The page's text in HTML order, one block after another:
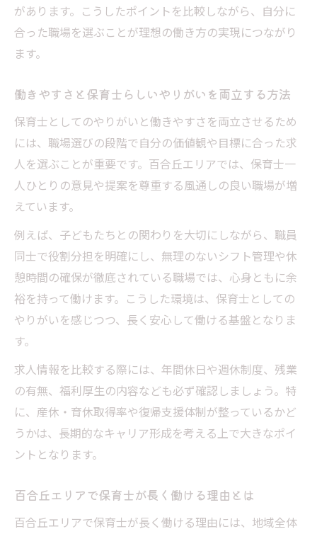
保育士が安心して働ける職場環境の特徴
百合丘で保育士が長く勤められる理由とは
福利厚生が充実した保育士職場の見極め方
保育士同士の連携が強い職場の魅力を解説
があります。こうしたポイントを比較しながら、自分に
合った職場を選ぶことが理想の働き方の実現につながり
ます。
働きやすさと保育士らしいやりがいを両立する方法
保育士としてのやりがいと働きやすさを両立させるため
には、職場選びの段階で自分の価値観や目標に合った求
人を選ぶことが重要です。百合丘エリアでは、保育士一
人ひとりの意見や提案を尊重する風通しの良い職場が増
えています。
例えば、子どもたちとの関わりを大切にしながら、職員
同士で役割分担を明確にし、無理のないシフト管理や休
憩時間の確保が徹底されている職場では、心身ともに余
裕を持って働けます。こうした環境は、保育士としての
やりがいを感じつつ、長く安心して働ける基盤となりま
す。
求人情報を比較する際には、年間休日や週休制度、残業
の有無、福利厚生の内容なども必ず確認しましょう。特
に、産休・育休取得率や復帰支援体制が整っているかど
うかは、長期的なキャリア形成を考える上で大きなポイ
ントとなります。
百合丘エリアで保育士が長く働ける理由とは
百合丘エリアで保育士が長く働ける理由には、地域全体